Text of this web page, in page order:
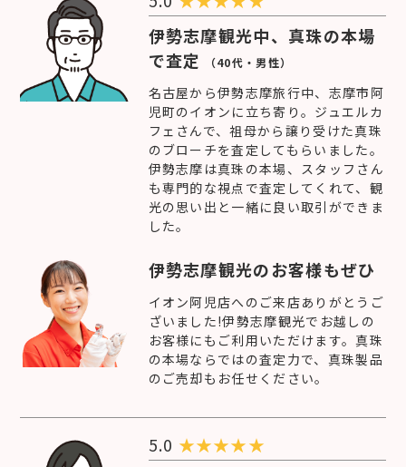
伊勢志摩観光中、真珠の本場
で査定
（40代・男性）
名古屋から伊勢志摩旅行中、志摩市阿
児町のイオンに立ち寄り。ジュエルカ
フェさんで、祖母から譲り受けた真珠
のブローチを査定してもらいました。
伊勢志摩は真珠の本場、スタッフさん
も専門的な視点で査定してくれて、観
光の思い出と一緒に良い取引ができま
した。
伊勢志摩観光のお客様もぜひ
イオン阿児店へのご来店ありがとうご
ざいました!伊勢志摩観光でお越しの
お客様にもご利用いただけます。真珠
の本場ならではの査定力で、真珠製品
のご売却もお任せください。
5.0 ★★★★★